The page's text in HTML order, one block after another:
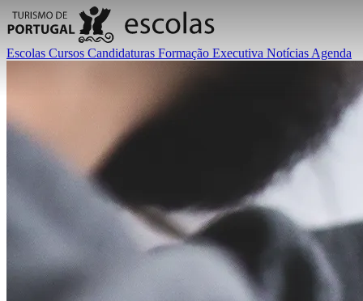
Escolas Cursos Candidaturas Formação Executiva Notícias Agenda